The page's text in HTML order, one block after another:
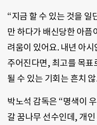
“지금 할 수 있는 것을 일
만 하다가 배신당한 아픔
려움이 있어요. 내년 아
주어진다면, 최고를 목표
될 수 있는 기회는 흔치
박노석 감독은 “명색이
갈 꿈나무 선수인데, 개